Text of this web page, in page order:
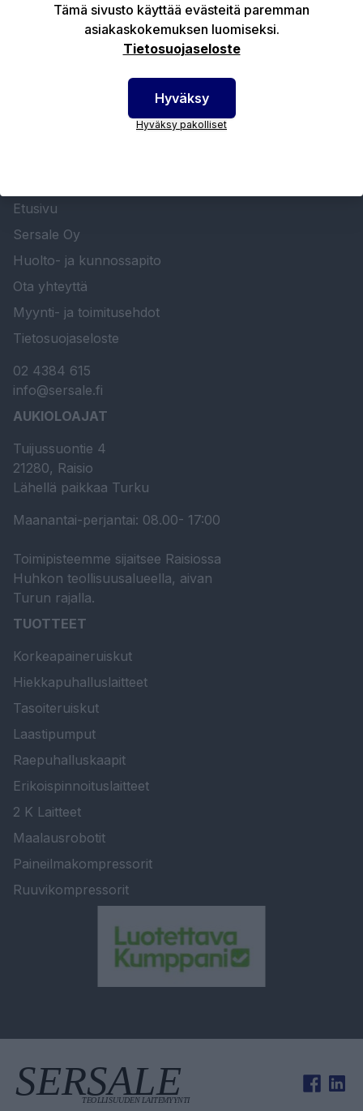
Tekniset edut
Etusivu
Sersale Oy
Huolto- ja kunnossapito
Ota yhteyttä
Myynti- ja toimitusehdot
Tietosuojaseloste
02 4384 615
info@sersale.fi
AUKIOLOAJAT
Tuijussuontie 4
21280, Raisio
Lähellä paikkaa Turku
Maanantai-perjantai: 08.00- 17:00
Toimipisteemme sijaitsee Raisiossa
Huhkon teollisuusalueella, aivan
Turun rajalla.
TUOTTEET
Korkeapaineruiskut
Hiekkapuhalluslaitteet
Tasoiteruiskut
Laastipumput
Raepuhalluskaapit
Erikoispinnoituslaitteet
2 K Laitteet
Maalausrobotit
Paineilmakompressorit
Ruuvikompressorit
Tämä sivusto käyttää evästeitä paremman
asiakaskokemuksen luomiseksi.
Tietosuojaseloste
Hyväksy
Hyväksy pakolliset